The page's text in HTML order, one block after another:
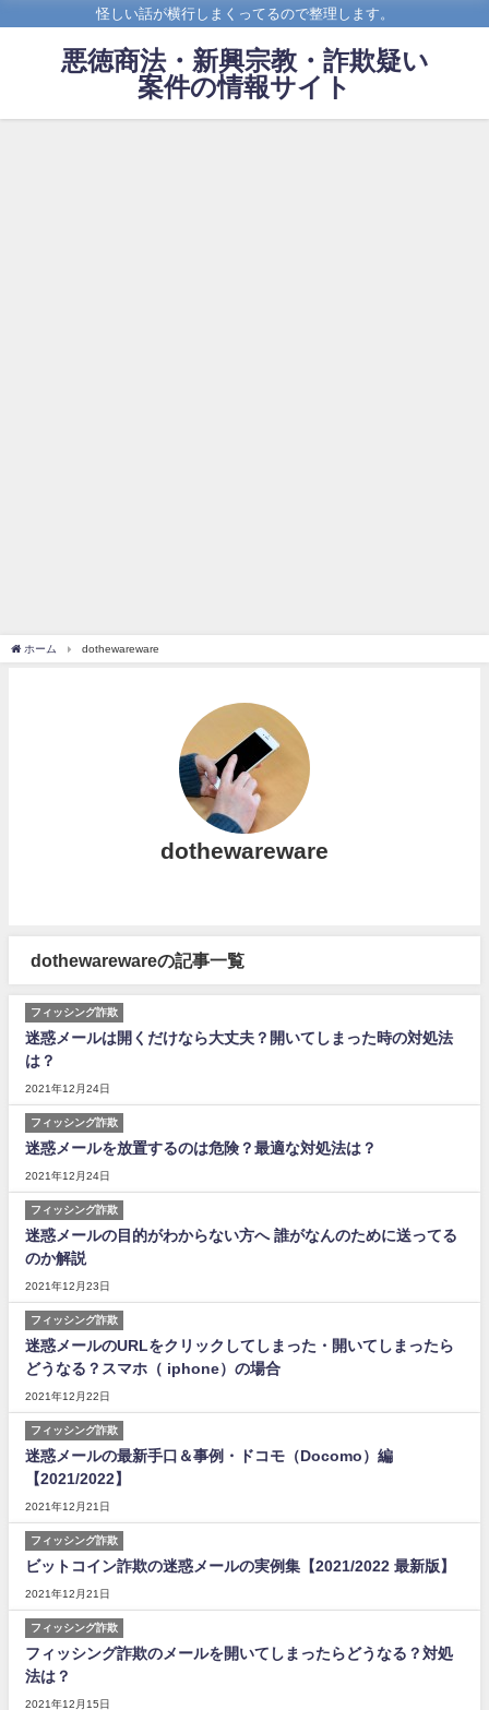
怪しい話が横行しまくってるので整理します。
悪徳商法・新興宗教・詐欺疑い
案件の情報サイト
ホーム dothewareware
dothewareware
dothewarewareの記事一覧
フィッシング詐欺
迷惑メールは開くだけなら大丈夫？開いてしまった時の対処法
は？
2021年12月24日
フィッシング詐欺
迷惑メールを放置するのは危険？最適な対処法は？
2021年12月24日
フィッシング詐欺
迷惑メールの目的がわからない方へ 誰がなんのために送ってる
のか解説
2021年12月23日
フィッシング詐欺
迷惑メールのURLをクリックしてしまった・開いてしまったら
どうなる？スマホ（ iphone）の場合
2021年12月22日
フィッシング詐欺
迷惑メールの最新手口＆事例・ドコモ（Docomo）編
【2021/2022】
2021年12月21日
フィッシング詐欺
ビットコイン詐欺の迷惑メールの実例集【2021/2022 最新版】
2021年12月21日
フィッシング詐欺
フィッシング詐欺のメールを開いてしまったらどうなる？対処
法は？
2021年12月15日